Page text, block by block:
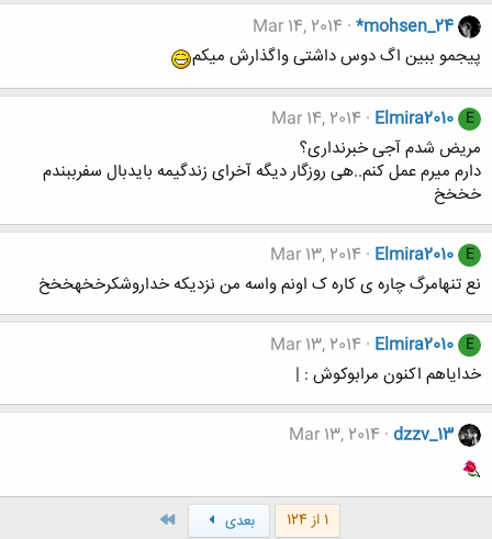
*mohsen_24
Mar 14, 2014
پیجمو ببین اگ دوس داشتی واگذارش میکم
E
Elmira2010
Mar 14, 2014
مریض شدم آجی خبرنداری؟
دارم میرم عمل کنم..هی روزگار دیگه آخرای زندگیمه بایدبال سفرببندم
خخخخ
E
Elmira2010
Mar 13, 2014
نع تنهامرگ چاره ی کاره ک اونم واسه من نزدیکه خداروشکرخخهخخخ
E
Elmira2010
Mar 13, 2014
خدایاهم اکنون مرابوکوش : |
dzzv_13
Mar 13, 2014
1 از 124 بعدی